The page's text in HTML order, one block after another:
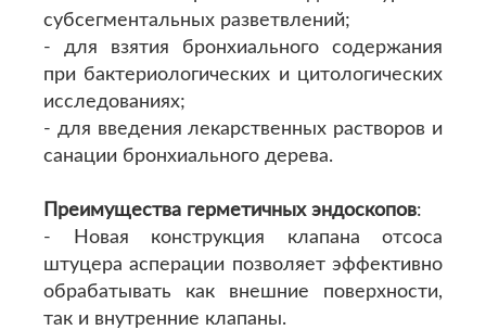
субсегментальных разветвлений;
- для взятия бронхиального содержания
при бактериологических и цитологических
исследованиях;
- для введения лекарственных растворов и
санации бронхиального дерева.
Преимущества герметичных эндоскопов:
- Новая конструкция клапана отсоса
штуцера асперации позволяет эффективно
обрабатывать как внешние поверхности,
так и внутренние клапаны.